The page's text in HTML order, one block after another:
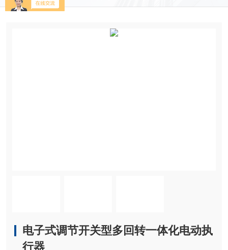
电子式调节开关型多回转一体化电动执
行器